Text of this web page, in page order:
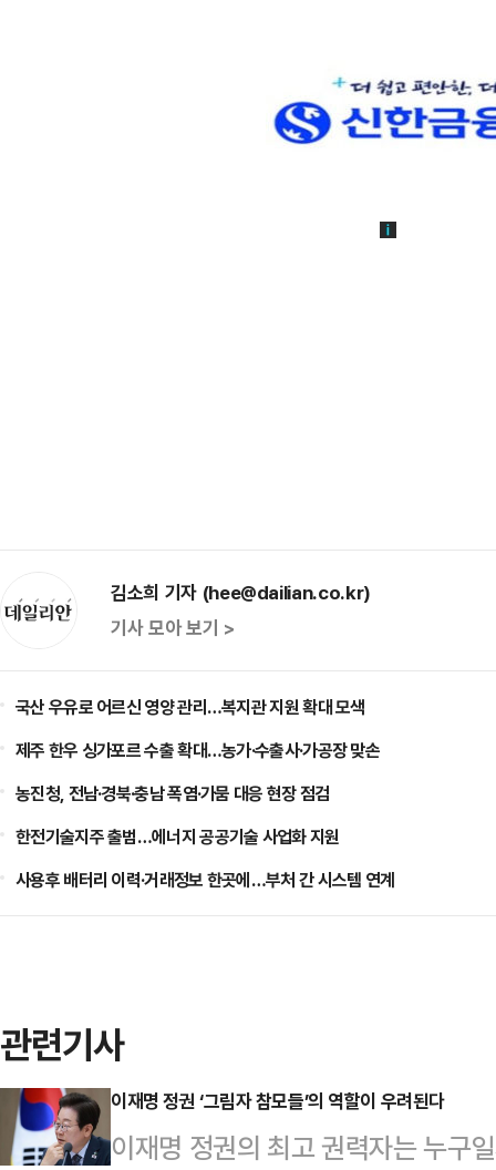
김소희 기자 (hee@dailian.co.kr)
기사 모아 보기 >
국산 우유로 어르신 영양 관리…복지관 지원 확대 모색
제주 한우 싱가포르 수출 확대…농가·수출사·가공장 맞손
농진청, 전남·경북·충남 폭염·가뭄 대응 현장 점검
한전기술지주 출범…에너지 공공기술 사업화 지원
사용후 배터리 이력·거래정보 한곳에…부처 간 시스템 연계
관련기사
이재명 정권 ‘그림자 참모들’의 역할이 우려된다
이재명 정권의 최고 권력자는 누구